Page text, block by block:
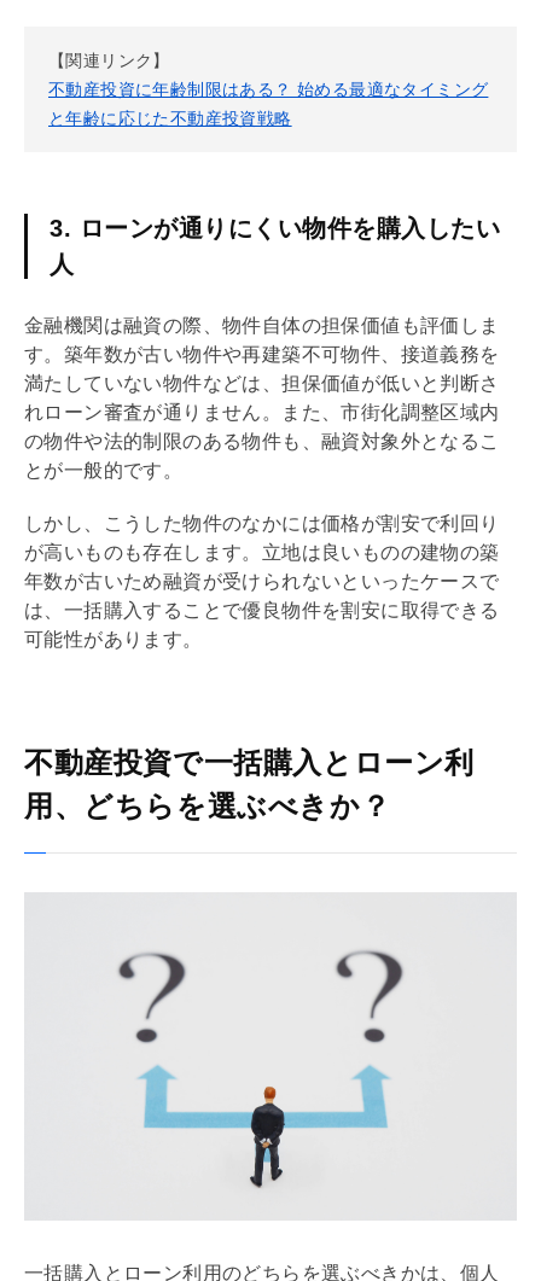
【関連リンク】
不動産投資に年齢制限はある？ 始める最適なタイミング
と年齢に応じた不動産投資戦略
3. ローンが通りにくい物件を購入したい
人
金融機関は融資の際、物件自体の担保価値も評価しま
す。 築年数が古い物件や再建築不可物件、接道義務を
満たしていない物件などは、担保価値が低いと判断さ
れローン審査が通りません。また、市街化調整区域内
の物件や法的制限のある物件も、融資対象外となるこ
とが一般的です。
しかし、こうした物件のなかには価格が割安で利回り
が高いものも存在します。立地は良いものの建物の築
年数が古いため融資が受けられないといったケースで
は、一括購入することで優良物件を割安に取得できる
可能性があります。
不動産投資で一括購入とローン利
用、どちらを選ぶべきか？
一括購入とローン利用のどちらを選ぶべきかは、個人